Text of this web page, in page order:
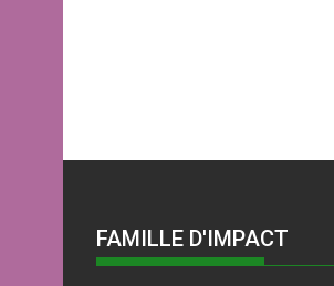
FAMILLE D'IMPACT